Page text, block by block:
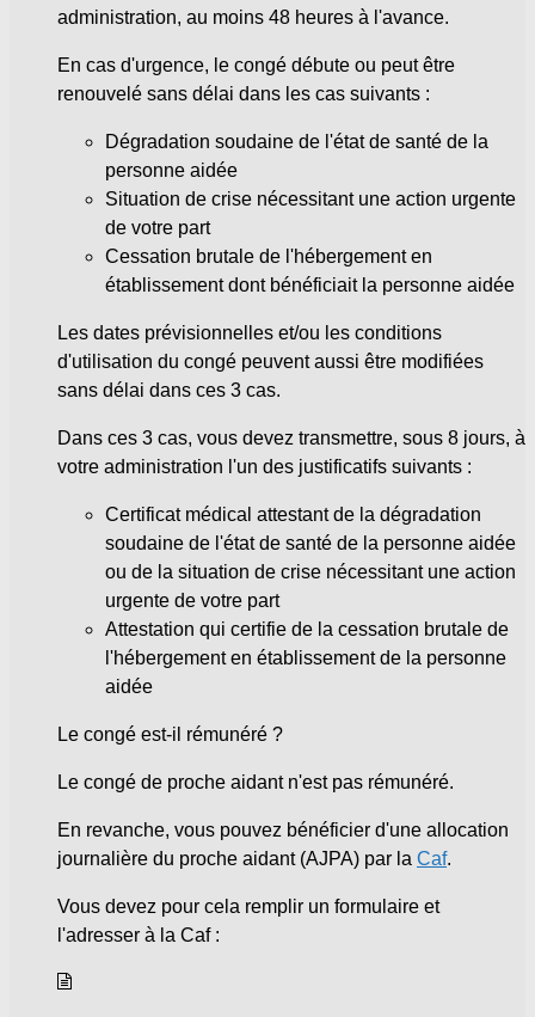
administration, au moins 48 heures à l'avance.
En cas d'urgence, le congé débute ou peut être
renouvelé sans délai dans les cas suivants :
Dégradation soudaine de l'état de santé de la
personne aidée
Situation de crise nécessitant une action urgente
de votre part
Cessation brutale de l'hébergement en
établissement dont bénéficiait la personne aidée
Les dates prévisionnelles et/ou les conditions
d'utilisation du congé peuvent aussi être modifiées
sans délai dans ces 3 cas.
Dans ces 3 cas, vous devez transmettre, sous 8 jours, à
votre administration l'un des justificatifs suivants :
Certificat médical attestant de la dégradation
soudaine de l'état de santé de la personne aidée
ou de la situation de crise nécessitant une action
urgente de votre part
Attestation qui certifie de la cessation brutale de
l'hébergement en établissement de la personne
aidée
Le congé est-il rémunéré ?
Le congé de proche aidant n'est pas rémunéré.
En revanche, vous pouvez bénéficier d'une allocation
journalière du proche aidant (AJPA) par la Caf.
Vous devez pour cela remplir un formulaire et
l'adresser à la Caf :